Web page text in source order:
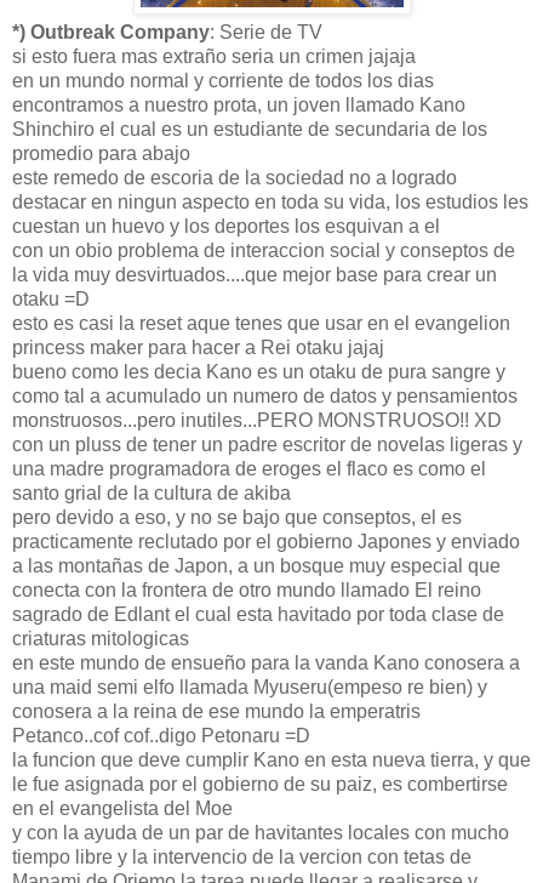
*) Outbreak Company: Serie de TV
si esto fuera mas extraño seria un crimen jajaja
en un mundo normal y corriente de todos los dias
encontramos a nuestro prota, un joven llamado Kano
Shinchiro el cual es un estudiante de secundaria de los
promedio para abajo
este remedo de escoria de la sociedad no a logrado
destacar en ningun aspecto en toda su vida, los estudios les
cuestan un huevo y los deportes los esquivan a el
con un obio problema de interaccion social y conseptos de
la vida muy desvirtuados....que mejor base para crear un
otaku =D
esto es casi la reset aque tenes que usar en el evangelion
princess maker para hacer a Rei otaku jajaj
bueno como les decia Kano es un otaku de pura sangre y
como tal a acumulado un numero de datos y pensamientos
monstruosos...pero inutiles...PERO MONSTRUOSO!! XD
con un pluss de tener un padre escritor de novelas ligeras y
una madre programadora de eroges el flaco es como el
santo grial de la cultura de akiba
pero devido a eso, y no se bajo que conseptos, el es
practicamente reclutado por el gobierno Japones y enviado
a las montañas de Japon, a un bosque muy especial que
conecta con la frontera de otro mundo llamado El reino
sagrado de Edlant el cual esta havitado por toda clase de
criaturas mitologicas
en este mundo de ensueño para la vanda Kano conosera a
una maid semi elfo llamada Myuseru(empeso re bien) y
conosera a la reina de ese mundo la emperatris
Petanco..cof cof..digo Petonaru =D
la funcion que deve cumplir Kano en esta nueva tierra, y que
le fue asignada por el gobierno de su paiz, es combertirse
en el evangelista del Moe
y con la ayuda de un par de havitantes locales con mucho
tiempo libre y la intervencio de la vercion con tetas de